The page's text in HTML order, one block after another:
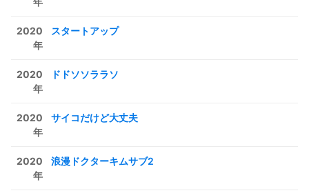
2020
年
スタートアップ
2020
年
ドドソソララソ
2020
年
サイコだけど大丈夫
2020
年
浪漫ドクターキムサブ2